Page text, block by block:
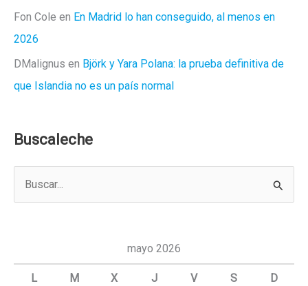
Fon Cole en En Madrid lo han conseguido, al menos en
2026
DMalignus en Björk y Yara Polana: la prueba definitiva de
que Islandia no es un país normal
Buscaleche
a
mayo 2026
L M X J V S D